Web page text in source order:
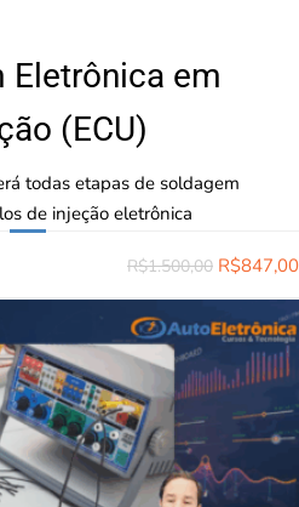
Eletrônica em
(ECU)
todas etapas de soldagem
de injeção eletrônica
R$1.500,00 R$847,00